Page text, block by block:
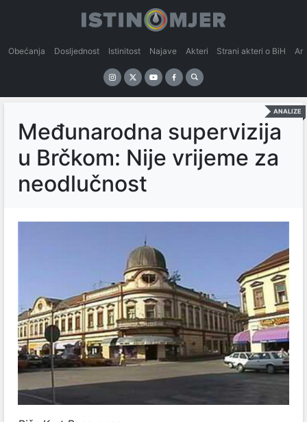
Obećanja Dosljednost Istinitost Najave Akteri Strani akteri o BiH
ANALIZE
Međunarodna supervizija
u Brčkom: Nije vrijeme za
neodlučnost